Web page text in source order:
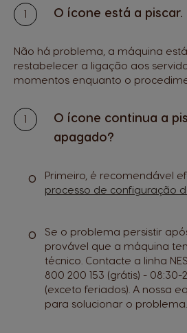
O ícone está a piscar.
Não há problema, a máquina
restabelecer a ligação aos
momentos enquanto o
O ícone continua a
apagado?
Primeiro, é recomendável
processo de configuração
Se o problema persistir
provável que a máquina
técnico. Contacte a linha
800 200 153 (grátis) - 08:30-
(exceto feriados). A nossa
para solucionar o problema.